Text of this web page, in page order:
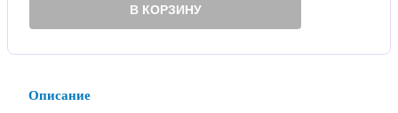
В КОРЗИНУ
Описание